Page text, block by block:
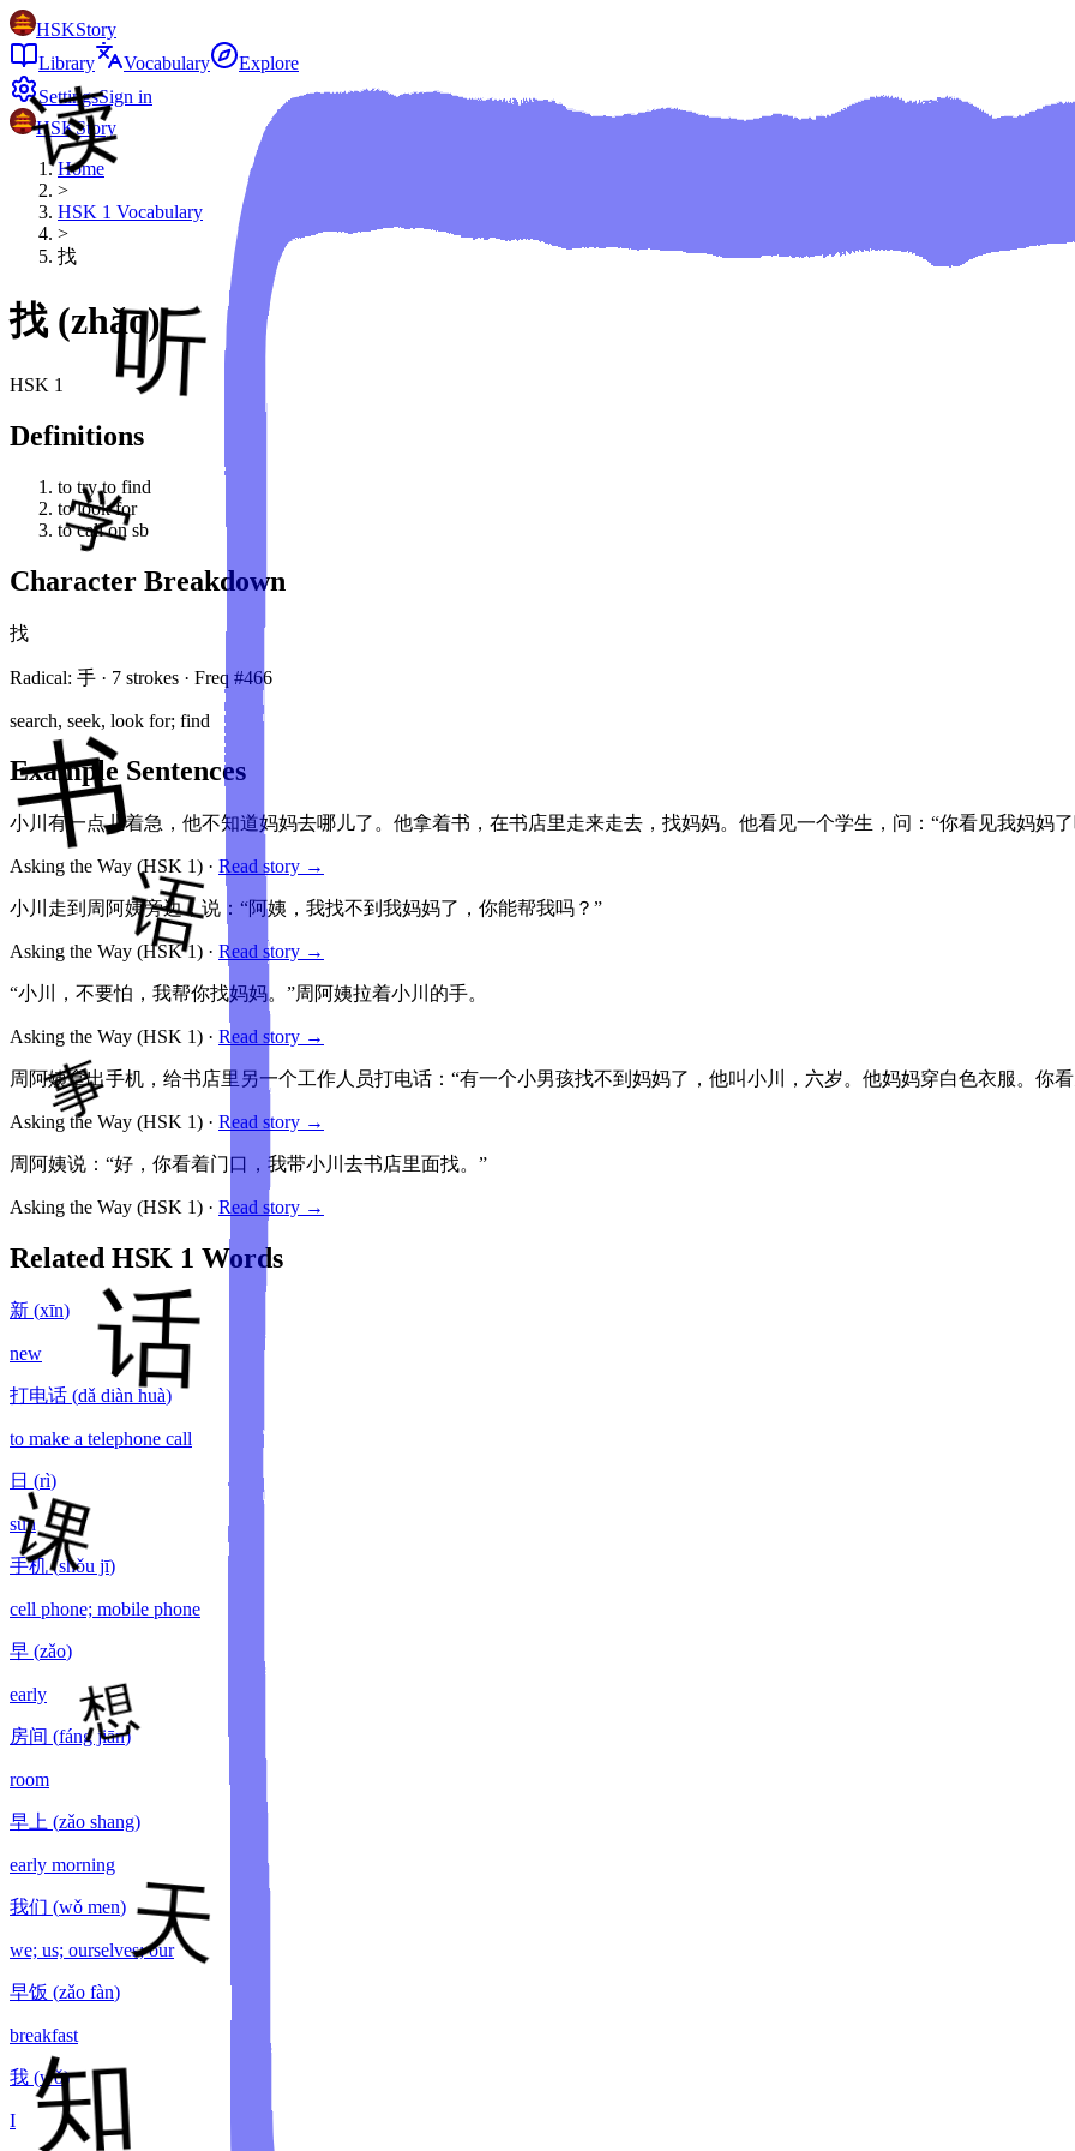
HSKStory
Library
Vocabulary
Explore
SettingsSign in
HSKStory
Home
>
HSK 1 Vocabulary
>
找
找 (zhǎo)
HSK 1
Definitions
to try to find
to look for
to call on sb
Character Breakdown
找
Radical: 手 · 7 strokes · Freq #466
search, seek, look for; find
Example Sentences
小川有一点儿着急，他不知道妈妈去哪儿了。他拿着书，在书店里走来走去，找妈妈。他看见一个学生，问：“你看见我妈妈
Asking the Way (HSK 1) · Read story →
小川走到周阿姨旁边，说：“阿姨，我找不到我妈妈了，你能帮我吗？”
Asking the Way (HSK1) · Read story →
“小川，不要怕，我帮你找妈妈。”周阿姨拉着小川的手。
Asking the Way (HSK 1) · Read story →
周阿姨拿出手机，给书店里另一个工作人员打电话：“有一个小男孩找不到妈妈了，他叫小川，六岁。他妈妈穿白色衣服。你
Asking the Way (HSK 1) · Read story →
周阿姨说：“好，你看着门口，我带小川去书店里面找。”
Asking the Way (HSK 1) · Read story →
Related HSK 1 Words
新 (xīn)
new
打电话 (dǎ diàn huà)
to make a telephone call
日 (rì)
sun
手机 (shǒu jī)
cell phone; mobile phone
早 (zǎo)
early
房间 (fáng jiān)
room
早上 (zǎo shang)
early morning
我们 (wǒ men)
we; us; ourselves; our
早饭 (zǎo fàn)
breakfast
我 (wǒ)
I